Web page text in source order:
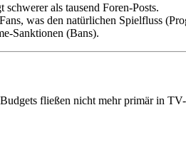
als tausend Foren-Posts.
was den natürlichen Spielfluss
Sanktionen (Bans).
fließen nicht mehr primär in TV-